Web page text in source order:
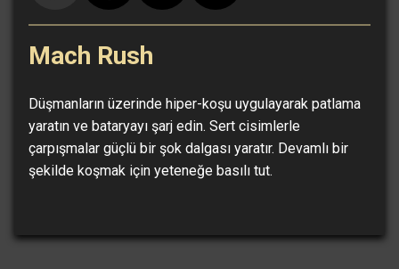
Mach Rush
Düşmanların üzerinde hiper-koşu uygulayarak patlama
yaratın ve bataryayı şarj edin. Sert cisimlerle
çarpışmalar güçlü bir şok dalgası yaratır. Devamlı bir
şekilde koşmak için yeteneğe basılı tut.